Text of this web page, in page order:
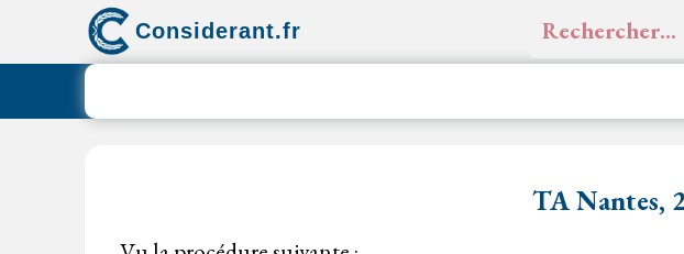
Considerant.fr Rechercher :
TA Nantes,